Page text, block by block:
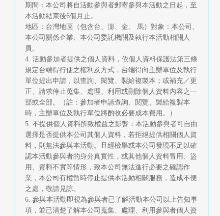
期間：本公司將自活動參與者郵寄參與本活動之日起，至
本活動結束後6個月止。
地區：台灣地區（包含台、澎、金、 馬）對象：本公司、
本公司關係企業、本公司委託機關及執行本活動相關人
員。
4. 活動參加者提供之個人資料，依個人資料保護法第三條
規定台端得行使之權利及方式，台端得向主辦單位及執行
單位提出申請，以查詢、閱覽、製給複製本；或補充／更
正、請求停止蒐集、處理、利用或刪除個人資料內容之一
部或全部。（註：參加者申請查詢、閱覽、製給複製本
時，主辦單位及執行單位將酌收必要成本費用。）
5. 不提供個人資料所致權益之影響：本活動參與者可自由
選擇是否提供本公司其個人資料，若拒絕提供相關個人資
料，則無法參與本活動。且經檢舉或本公司發現不足以確
認本活動參與者的身分真實性，或其他個人資料冒用、盜
用、資料不實等情形，致本公司無法進行必要之確認作
業，本公司有權暫時停止提供本活動相關服務，造成不便
之處，敬請見諒。
6. 參與本活動即視為參與者已了解活動本公司以上告知事
項，並已清楚了解本公司蒐集、處理、利用參與者個人資